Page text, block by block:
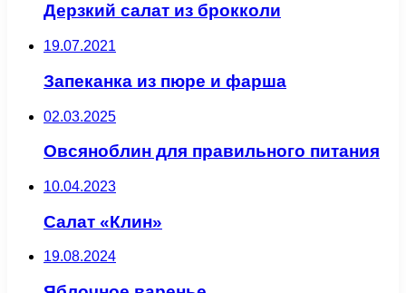
Дерзкий салат из брокколи
19.07.2021
Запеканка из пюре и фарша
02.03.2025
Овсяноблин для правильного питания
10.04.2023
Салат «Клин»
19.08.2024